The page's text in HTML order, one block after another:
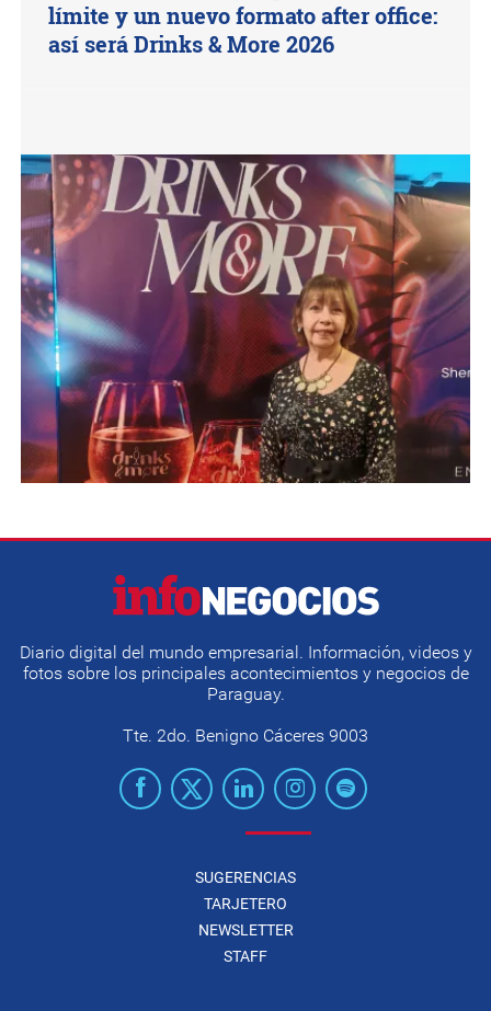
límite y un nuevo formato after office:
así será Drinks & More 2026
Diario digital del mundo empresarial. Información, videos y
fotos sobre los principales acontecimientos y negocios de
Paraguay.
Tte. 2do. Benigno Cáceres 9003
SUGERENCIAS
TARJETERO
NEWSLETTER
STAFF